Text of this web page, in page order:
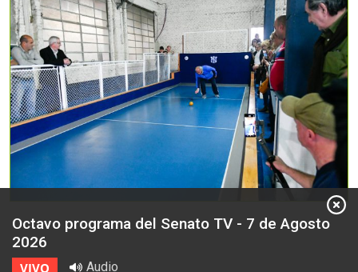
Octavo programa del Senato TV - 7 de Agosto
2026
VIVO Audio